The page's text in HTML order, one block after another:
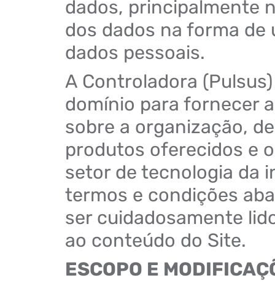
dados, principalmente
dos dados na forma de
dados pessoais.
A Controladora
domínio para fornecer
sobre a organização,
produtos oferecidos e
setor de tecnologia da
termos e condições
ser cuidadosamente
ao conteúdo do Site.
ESCOPO E